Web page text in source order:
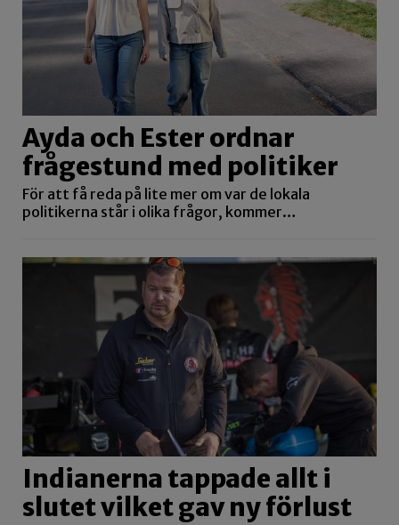
Ayda och Ester ordnar
frågestund med politiker
För att få reda på lite mer om var de lokala
politikerna står i olika frågor, kommer…
Indianerna tappade allt i
slutet vilket gav ny förlust